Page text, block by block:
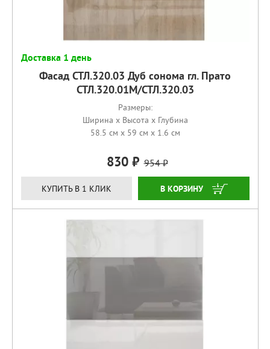
Доставка 1 день
Фасад СТЛ.320.03 Дуб сонома гл. Прато
СТЛ.320.01М/СТЛ.320.03
Размеры:
Ширина x Высота x Глубина
58.5 см x 59 см x 1.6 см
830 954
КУПИТЬ В 1 КЛИК КУПИТЬ